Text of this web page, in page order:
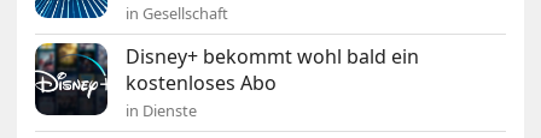
in Gesellschaft
Disney+ bekommt wohl bald ein
kostenloses Abo
in Dienste